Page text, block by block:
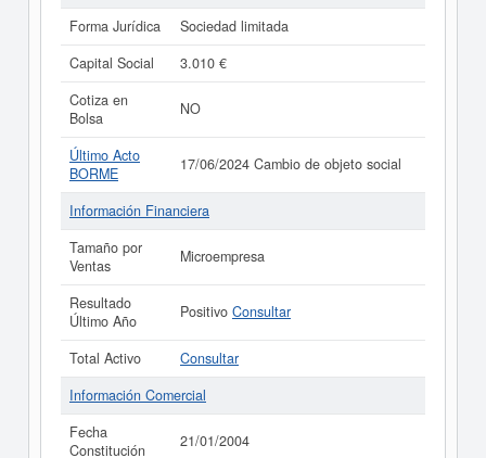
Forma Jurídica
Sociedad limitada
Capital Social
3.010 €
Cotiza en
Bolsa
NO
Último Acto
BORME
17/06/2024 Cambio de objeto social
Información Financiera
Tamaño por
Ventas
Microempresa
Resultado
Último Año
Positivo Consultar
Total Activo
Consultar
Información Comercial
Fecha
Constitución
21/01/2004